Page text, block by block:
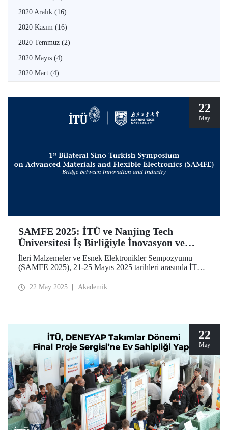
2020 Aralık (16)
2020 Kasım (16)
2020 Temmuz (2)
2020 Mayıs (4)
2020 Mart (4)
22
May
SAMFE 2025: İTÜ ve Nanjing Tech
Üniversitesi İş Birliğiyle İnovasyon ve
Sanayi Arasında Köprü
İleri Malzemeler ve Esnek Elektronikler Sempozyumu
(SAMFE 2025), 21-25 Mayıs 2025 tarihleri arasında İTÜ
Sempozyumda farklı ülkelerden alanında uzman bilim
22 May 2025 Akademik
22
May